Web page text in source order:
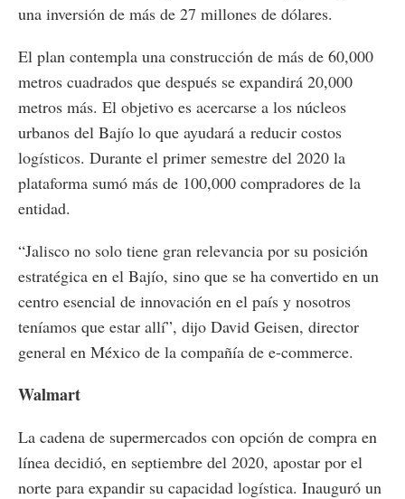
una inversión de más de 27 millones de dólares.
El plan contempla una construcción de más de 60,000
metros cuadrados que después se expandirá 20,000
metros más. El objetivo es acercarse a los núcleos
urbanos del Bajío lo que ayudará a reducir costos
logísticos. Durante el primer semestre del 2020 la
plataforma sumó más de 100,000 compradores de la
entidad.
“Jalisco no solo tiene gran relevancia por su posición
estratégica en el Bajío, sino que se ha convertido en un
centro esencial de innovación en el país y nosotros
teníamos que estar allí”, dijo David Geisen, director
general en México de la compañía de e-commerce.
Walmart
La cadena de supermercados con opción de compra en
línea decidió, en septiembre del 2020, apostar por el
norte para expandir su capacidad logística. Inauguró un